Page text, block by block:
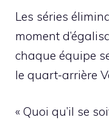
Les séries
moment
chaque équipe
le quart-arrière
« Quoi qu’il se